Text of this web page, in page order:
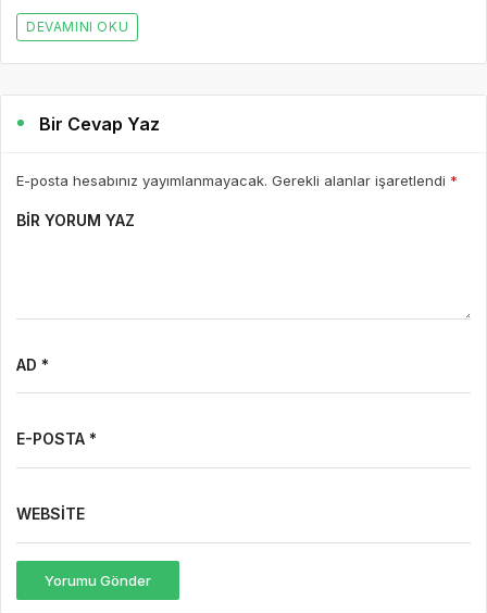
DEVAMINI OKU
Bir Cevap Yaz
E-posta hesabınız yayımlanmayacak. Gerekli alanlar işaretlendi *
BIR YORUM YAZ
AD *
E-POSTA *
WEBSITE
Yorumu Gönder